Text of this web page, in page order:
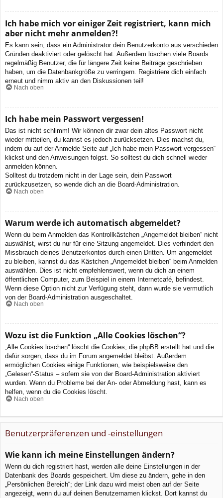
Ich habe mich vor einiger Zeit registriert, kann mich
aber nicht mehr anmelden?!
Es kann sein, dass ein Administrator dein Benutzerkonto aus verschieden
Gründen deaktiviert oder gelöscht hat. Außerdem löschen viele Boards
regelmäßig Benutzer, die für längere Zeit keine Beiträge geschrieben
haben, um die Datenbankgröße zu verringern. Registriere dich einfach
erneut und nimm aktiv an den Diskussionen teil!
Nach oben
Ich habe mein Passwort vergessen!
Das ist nicht schlimm! Wir können dir zwar dein altes Passwort nicht
wieder mitteilen, du kannst es jedoch zurücksetzen. Dies machst du,
indem du auf der Anmelde-Seite auf „Ich habe mein Passwort vergessen“
klickst und den Anweisungen folgst. So solltest du dich schnell wieder
anmelden können.
Solltest du trotzdem nicht in der Lage sein, dein Passwort
zurückzusetzen, so wende dich an die Board-Administration.
Nach oben
Warum werde ich automatisch abgemeldet?
Wenn du beim Anmelden das Kontrollkästchen „Angemeldet bleiben“ nicht
auswählst, wirst du nur für eine Sitzung angemeldet. Dies verhindert den
Missbrauch deines Benutzerkontos durch einen Dritten. Um angemeldet
zu bleiben, kannst du das Kästchen „Angemeldet bleiben“ beim Anmelden
auswählen. Dies ist nicht empfehlenswert, wenn du dich an einem
öffentlichen Computer, zum Beispiel in einem Internetcafé, befindest.
Wenn diese Option nicht zur Verfügung steht, dann wurde sie vermutlich
von der Board-Administration ausgeschaltet.
Nach oben
Wozu ist die Funktion „Alle Cookies löschen“?
„Alle Cookies löschen“ löscht die Cookies, die phpBB erstellt hat und die
dafür sorgen, dass du im Forum angemeldet bleibst. Außerdem
ermöglichen Cookies einige Funktionen, wie beispielsweise den
„Gelesen“-Status – sofern sie von der Board-Administration aktiviert
wurden. Wenn du Probleme bei der An- oder Abmeldung hast, kann es
helfen, wenn du die Cookies löscht.
Nach oben
Benutzerpräferenzen und -einstellungen
Wie kann ich meine Einstellungen ändern?
Wenn du dich registriert hast, werden alle deine Einstellungen in der
Datenbank des Boards gespeichert. Um diese zu ändern, gehe in den
„Persönlichen Bereich“; der Link dazu wird meist oben auf der Seite
angezeigt, wenn du auf deinen Benutzernamen klickst. Dort kannst du